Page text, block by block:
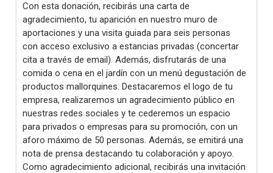
Con esta donación, recibirás una carta de
agradecimiento, tu aparición en nuestro muro de
aportaciones y una visita guiada para seis personas
con acceso exclusivo a estancias privadas (concertar
cita a través de email). Además, disfrutarás de una
comida o cena en el jardín con un menú degustación de
productos mallorquines. Destacaremos el logo de tu
empresa, realizaremos un agradecimiento público en
nuestras redes sociales y te cederemos un espacio
para privados o empresas para su promoción, con un
aforo máximo de 50 personas. Además, se emitirá una
nota de prensa destacando tu colaboración y apoyo.
Como agradecimiento adicional, recibirás una invitación